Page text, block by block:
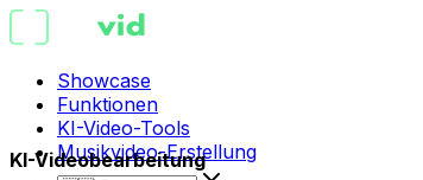
Showcase
Funktionen
KI-Video-Tools
Musikvideo-Erstellung
KI-Videobearbeitung